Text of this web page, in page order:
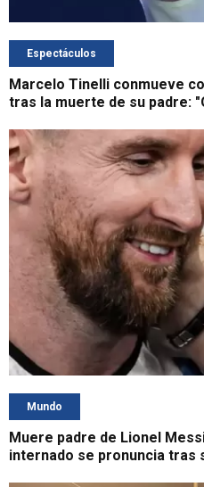
Espectáculos
Marcelo Tinelli conmueve
tras la muerte de su padre:
Mundo
Muere padre de Lionel
internado se pronuncia tras